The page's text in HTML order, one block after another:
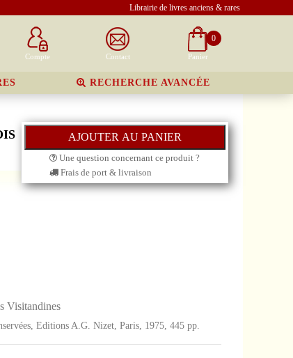
Librairie de livres anciens & rares
Compte Contact
0
Panier
RECHERCHE AVANCÉE
Une question concernant ce produit ?
Frais de port & livraison
Visitandines
Editions A.G. Nizet, Paris, 1975, 445 pp.